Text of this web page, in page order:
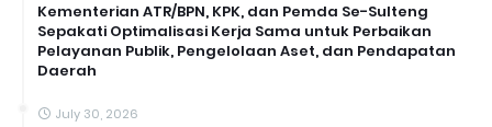
Kementerian ATR/BPN, KPK, dan Pemda Se-Sulteng
Sepakati Optimalisasi Kerja Sama untuk Perbaikan
Pelayanan Publik, Pengelolaan Aset, dan Pendapatan
Daerah
July 30, 2026